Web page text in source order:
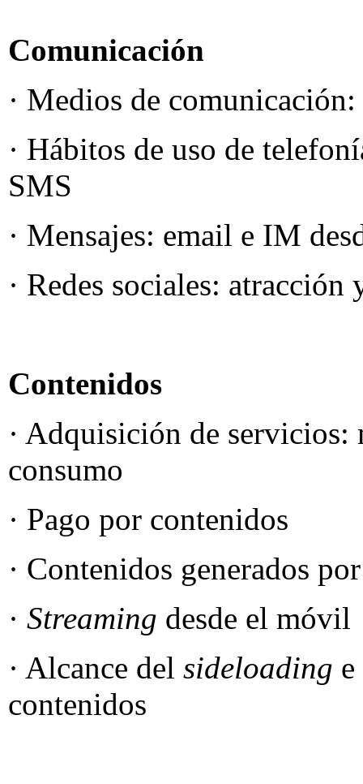
Comunicación
· Medios de
· Hábitos de uso de
SMS
· Mensajes: email e IM
· Redes sociales:
Contenidos
· Adquisición de servicios:
consumo
· Pago por contenidos
· Contenidos generados
· Streaming desde el móvil
· Alcance del sideloading
contenidos